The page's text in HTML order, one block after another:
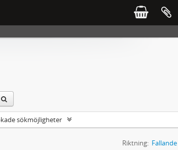
sökmöjligheter
Riktning: Fallande